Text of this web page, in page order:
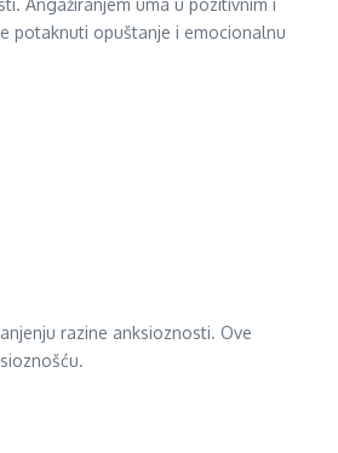
Angažiranjem uma u pozitivnim i
potaknuti opuštanje i emocionalnu
razine anksioznosti. Ove